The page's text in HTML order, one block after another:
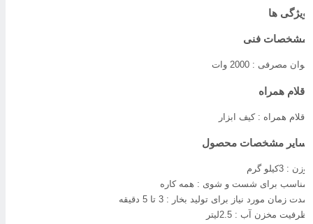
ها
فنی
مصرفی : 2000 وات
همراه
همراه : کیف ابزار
مشخصات محصول
: 3کیلو گرم
برای شست و شوی : همه کاره
زمان مورد نیاز برای تولید بخار : 3 تا 5 دقیقه
مخزن آب : 2.5لیتر